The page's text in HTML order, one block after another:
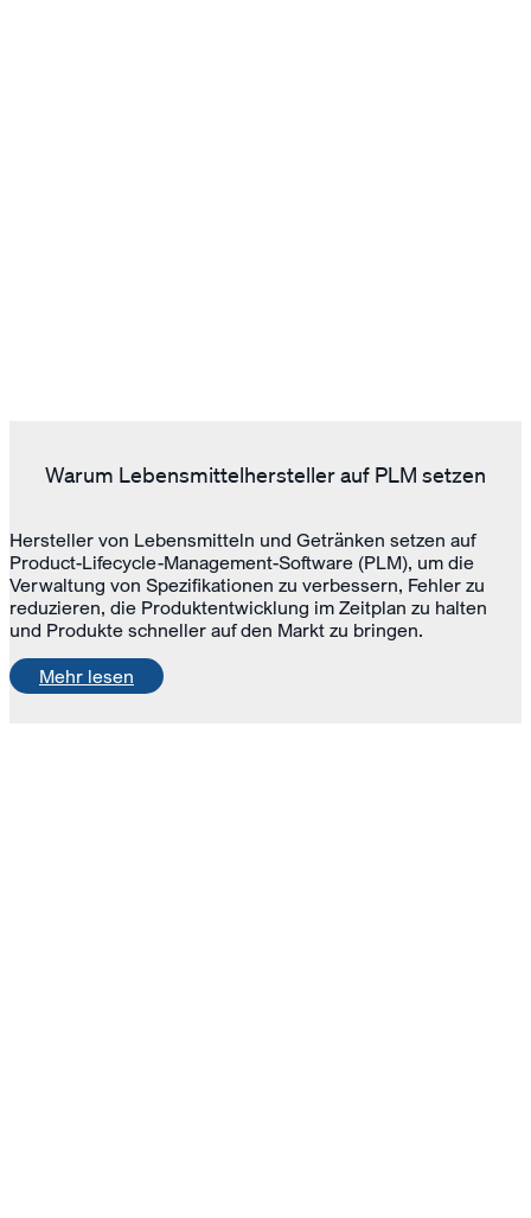
Warum Lebensmittelhersteller auf PLM setzen
Hersteller von Lebensmitteln und Getränken setzen auf
Product-Lifecycle-Management-Software (PLM), um die
Verwaltung von Spezifikationen zu verbessern, Fehler zu
reduzieren, die Produktentwicklung im Zeitplan zu halten
und Produkte schneller auf den Markt zu bringen.
Mehr lesen